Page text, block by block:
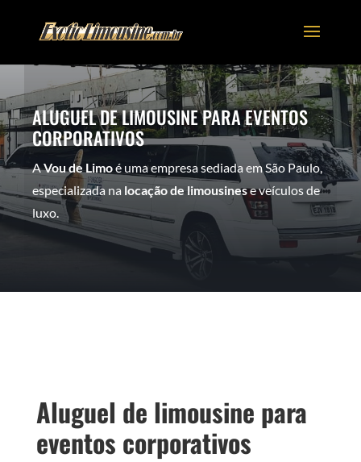
ALUGUEL DE LIMOUSINE PARA EVENTOS
CORPORATIVOS
AVou de Limoé uma empresa sediada em São Paulo,
especializada na locação de limousinese veículos de
luxo.
Aluguel de limousine para
eventos corporativos